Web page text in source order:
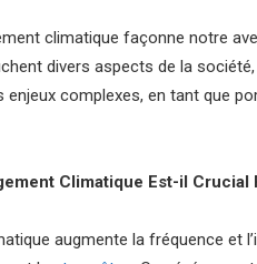
climatique façonne notre
divers aspects de la
enjeux complexes, en tant que
Climatique Est-il Crucial
augmente la fréquence et